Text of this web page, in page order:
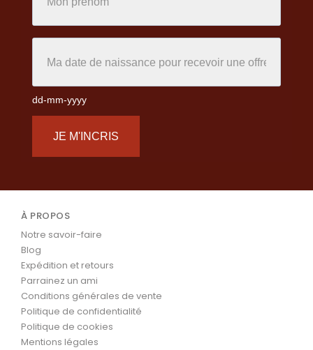
dd-mm-yyyy
JE M'INCRIS
À PROPOS
Notre savoir-faire
Blog
Expédition et retours
Parrainez un ami
Conditions générales de vente
Politique de confidentialité
Politique de cookies
Mentions légales